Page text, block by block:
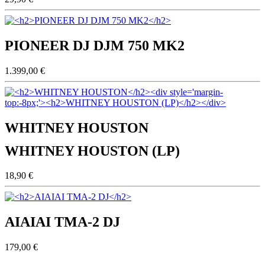
PIONEER DJ DJM 750 MK2
1.399,00 €
WHITNEY HOUSTON
WHITNEY HOUSTON (LP)
18,90 €
AIAIAI TMA-2 DJ
179,00 €